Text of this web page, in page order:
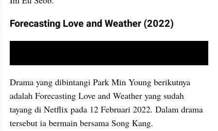
Forecasting Love and Weather (2022)
Drama yang dibintangi Park Min Young berikutnya
adalah Forecasting Love and Weather yang sudah
tayang di Netflix pada 12 Februari 2022. Dalam drama
tersebut ia bermain bersama Song Kang.